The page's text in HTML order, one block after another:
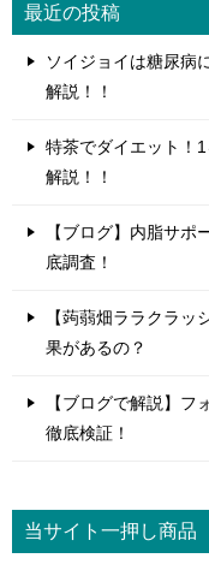
最近の投稿
ソイジョイは糖尿病
解説！！
特茶でダイエット！
解説！！
【ブログ】内脂サ
底調査！
【蒟蒻畑ララクラ
果があるの？
【ブログで解説】
徹底検証！
当サイト一押し商品